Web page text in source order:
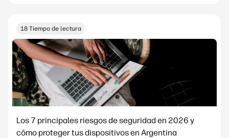
18 Tiempo de lectura
Los 7 principales riesgos de seguridad en 2026 y
cómo proteger tus dispositivos en Argentina